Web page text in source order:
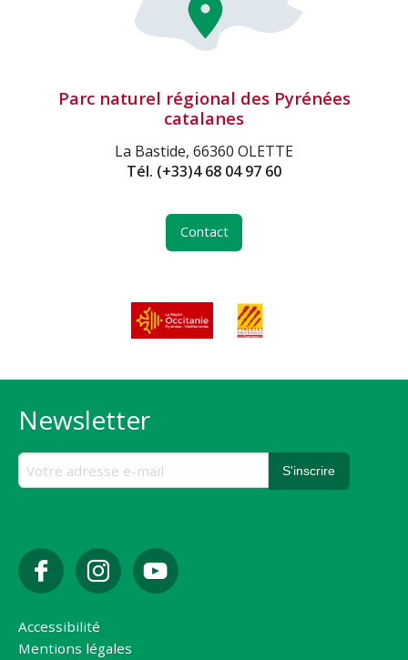
Parc naturel régional des Pyrénées
catalanes
La Bastide, 66360 OLETTE
Tél. (+33)4 68 04 97 60
Contact
Newsletter
Accessibilité
Mentions légales